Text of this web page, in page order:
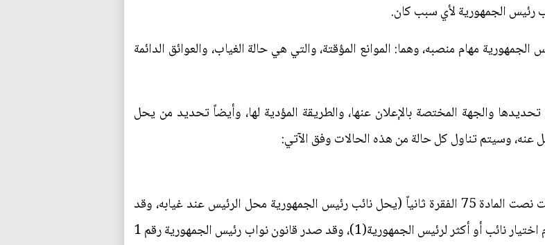
رئيس الجمهورية لأي سبب كان.
مهام منصبه، وهما: الموانع المؤقتة، والتي هي حالة الغياب، والعوائق الدائمة
والجهة المختصة بالإعلان عنها، والطريقة المؤدية لها، وأيضاً تحديد من يحل
وسيتم تناول كل حالة من هذه الحالات وفق الآتي:
ففي حالة المانع المؤقت والتي تعني حالة الغياب المؤقت نصت المادة 75 الفقرة ثانياً (يحل نائب رئيس الجمهورية محل الرئيس عند غيابه، وقد
أوعز الدستور لمجلس النواب، تشريع قانون ينظم أحكام اختيار نائب أو أكثر لرئيس الجمهورية(1)، وقد صدر قانون نواب رئيس الجمهورية رقم 1